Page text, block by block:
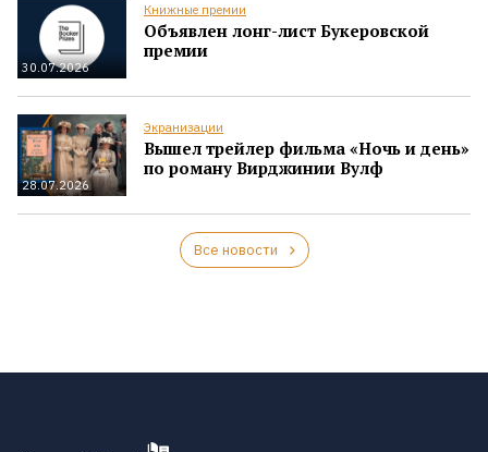
30.07.2026
Книжные премии
Объявлен лонг-лист Букеровской
премии
28.07.2026
Экранизации
Вышел трейлер фильма «Ночь и день»
по роману Вирджинии Вулф
Все новости